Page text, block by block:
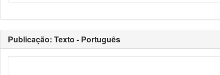
Publicação: Texto - Português